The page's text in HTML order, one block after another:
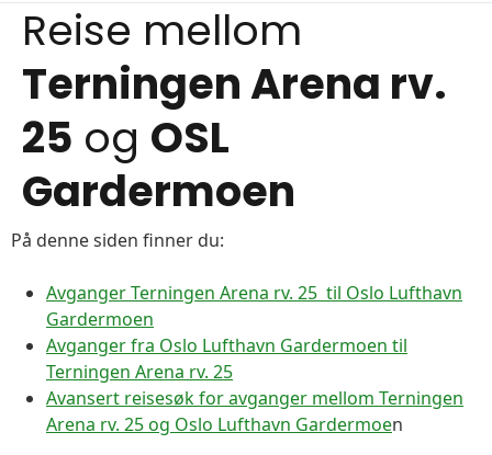
Reise mellom
Terningen Arena rv.
25 og OSL
Gardermoen
På denne siden finner du:
Avganger Terningen Arena rv. 25 til Oslo Lufthavn
Gardermoen
Avganger fra Oslo Lufthavn Gardermoen til
Terningen Arena rv. 25
Avansert reisesøk for avganger mellom Terningen
Arena rv. 25 og Oslo Lufthavn Gardermoen